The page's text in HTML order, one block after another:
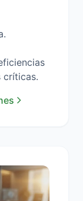
críticas.